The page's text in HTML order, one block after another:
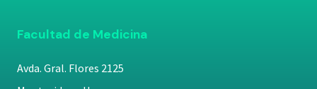
Facultad de Medicina
Avda. Gral. Flores 2125